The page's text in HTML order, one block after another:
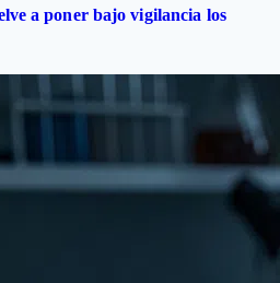
a poner bajo vigilancia los